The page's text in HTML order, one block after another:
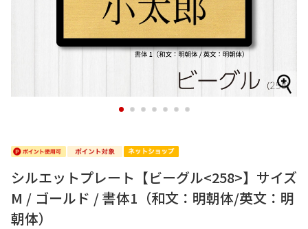
1 2 3 4 5 6 7
シルエットプレート【ビーグル<258>】サイズ
M / ゴールド / 書体1（和文：明朝体/英文：明
朝体）